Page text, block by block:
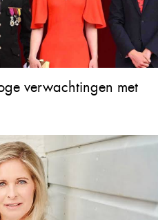
verwachtingen met